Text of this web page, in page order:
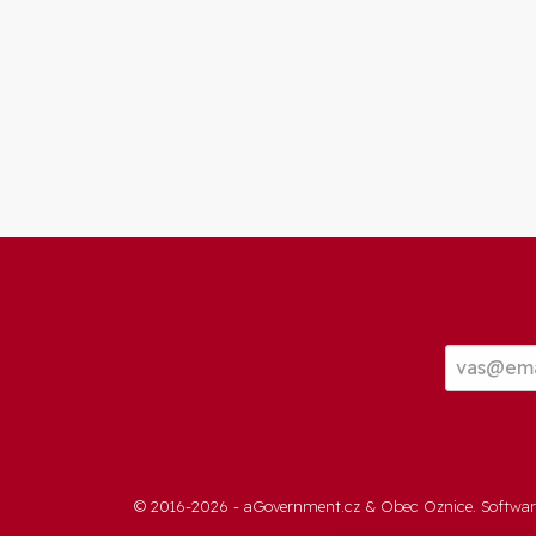
© 2016-2026 - aGovernment.cz & Obec Oznice.